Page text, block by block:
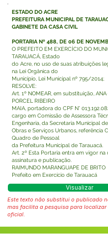
ESTADO DO ACRE
PREFEITURA MUNICIPAL DE
GABINETE DA CASA CIVIL
PORTARIA Nº 488, DE 06 DE
O PREFEITO EM EXERCÍCIO DO
TARAUACÁ, Estado
do Acre, no uso de suas atribuições
na Lei Orgânica do
Município, Lei Municipal nº 795/2014;
RESOLVE:
Art. 1º NOMEAR, em substituição, ANA
PORCEL RIBEIRO
MAIA, portadora do CPF N°
cargo em Comissão de Assessora
Engenharia, da Secretaria Municipal de
Obras e Serviços Urbanos, referência
Quadro de Pessoal
da Prefeitura Municipal de Tarauacá.
Art. 2º Esta Portaria entra em vigor na
assinatura e publicação.
RAIMUNDO MARANGUAPE DE BRITO
Prefeito em Exercício de Tarauacá
Visualizar
Este texto não substitui o publicado
mas facilita a pesquisa para localizar
oficial.